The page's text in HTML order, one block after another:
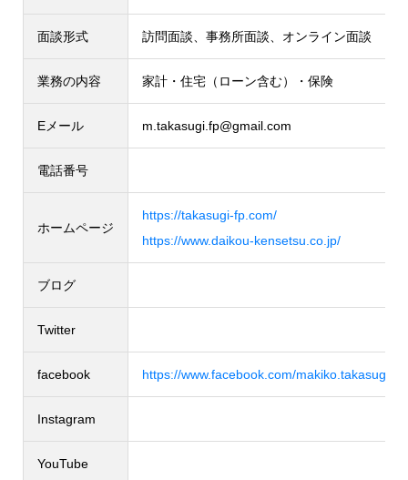
面談形式 訪問面談、事務所面談、オンライン面談
業務の内容 家計・住宅（ローン含む）・保険
Eメール m.takasugi.fp@gmail.com
電話番号
ホームページ
https://takasugi-fp.com/
https://www.daikou-kensetsu.co.jp/
ブログ
Twitter
facebook https://www.facebook.com/makiko.takasugi.1/
Instagram
YouTube